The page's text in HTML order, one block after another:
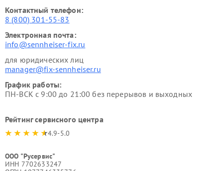
Контактный телефон:
8 (800) 301-55-83
Электронная почта:
info@sennheiser-fix.ru
для юридических лиц
manager@fix-sennheiser.ru
График работы:
ПН-ВСК с 9:00 до 21:00 без перерывов и выходных
Рейтинг сервисного центра
4.9-5.0
ООО "Русервис"
ИНН 7702633247